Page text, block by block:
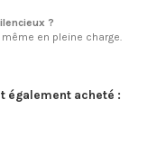
?
en pleine charge.
également acheté :